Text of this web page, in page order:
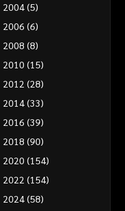
2004(5)
2006 (6)
2008 (8)
2010 (15)
2012 (28)
2014(33)
2016 (39)
2018 (90)
2020 (154)
2022 (154)
2024(58)